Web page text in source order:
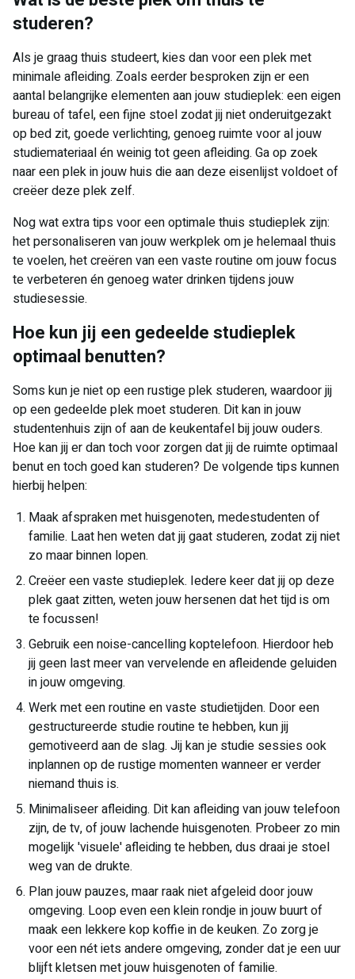
studeren?
Als je graag thuis studeert, kies dan voor een plek met
minimale afleiding. Zoals eerder besproken zijn er een
aantal belangrijke elementen aan jouw studieplek: een eigen
bureau of tafel, een fijne stoel zodat jij niet onderuitgezakt
op bed zit, goede verlichting, genoeg ruimte voor al jouw
studiemateriaal én weinig tot geen afleiding. Ga op zoek
naar een plek in jouw huis die aan deze eisenlijst voldoet of
creëer deze plek zelf.
Nog wat extra tips voor een optimale thuis studieplek zijn:
het personaliseren van jouw werkplek om je helemaal thuis
te voelen, het creëren van een vaste routine om jouw focus
te verbeteren én genoeg water drinken tijdens jouw
studiesessie.
Hoe kun jij een gedeelde studieplek
optimaal benutten?
Soms kun je niet op een rustige plek studeren, waardoor jij
op een gedeelde plek moet studeren. Dit kan in jouw
studentenhuis zijn of aan de keukentafel bij jouw ouders.
Hoe kan jij er dan toch voor zorgen dat jij de ruimte optimaal
benut en toch goed kan studeren? De volgende tips kunnen
hierbij helpen:
Maak afspraken met huisgenoten, medestudenten of
familie. Laat hen weten dat jij gaat studeren, zodat zij niet
zo maar binnen lopen.
Creëer een vaste studieplek. Iedere keer dat jij op deze
plek gaat zitten, weten jouw hersenen dat het tijd is om
te focussen!
Gebruik een noise-cancelling koptelefoon. Hierdoor heb
jij geen last meer van vervelende en afleidende geluiden
in jouw omgeving.
Werk met een routine en vaste studietijden. Door een
gestructureerde studie routine te hebben, kun jij
gemotiveerd aan de slag. Jij kan je studie sessies ook
inplannen op de rustige momenten wanneer er verder
niemand thuis is.
Minimaliseer afleiding. Dit kan afleiding van jouw telefoon
zijn, de tv, of jouw lachende huisgenoten. Probeer zo min
mogelijk 'visuele' afleiding te hebben, dus draai je stoel
weg van de drukte.
Plan jouw pauzes, maar raak niet afgeleid door jouw
omgeving. Loop even een klein rondje in jouw buurt of
maak een lekkere kop koffie in de keuken. Zo zorg je
voor een nét iets andere omgeving, zonder dat je een uur
blijft kletsen met jouw huisgenoten of familie.